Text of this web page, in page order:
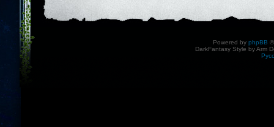
Powered by phpBB
DarkFantasy Style by Arm